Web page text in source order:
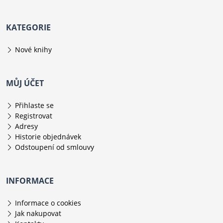
KATEGORIE
Nové knihy
MŮJ ÚČET
Přihlaste se
Registrovat
Adresy
Historie objednávek
Odstoupení od smlouvy
INFORMACE
Informace o cookies
Jak nakupovat